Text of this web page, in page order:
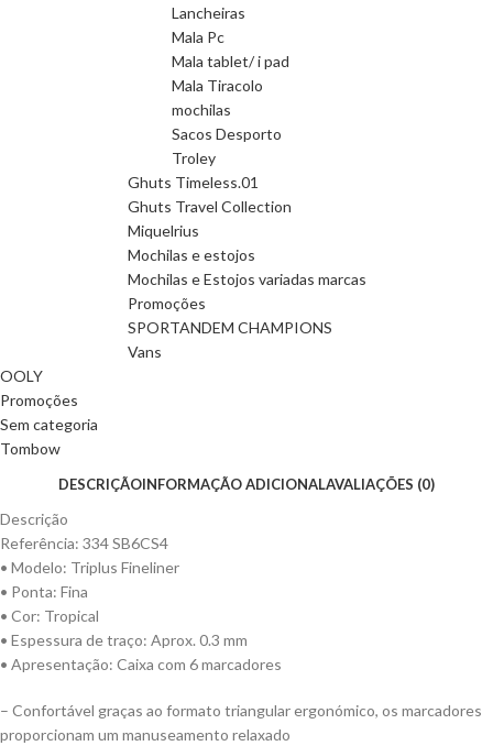
Lancheiras
Mala Pc
Mala tablet/ i pad
Mala Tiracolo
mochilas
Sacos Desporto
Troley
Ghuts Timeless.01
Ghuts Travel Collection
Miquelrius
Mochilas e estojos
Mochilas e Estojos variadas marcas
Promoções
SPORTANDEM CHAMPIONS
Vans
OOLY
Promoções
Sem categoria
Tombow
DESCRIÇÃOINFORMAÇÃO ADICIONALAVALIAÇÕES (0)
Descrição
Referência: 334 SB6CS4
• Modelo: Triplus Fineliner
• Ponta: Fina
• Cor: Tropical
• Espessura de traço: Aprox. 0.3 mm
• Apresentação: Caixa com 6 marcadores
– Confortável graças ao formato triangular ergonómico, os marcadores
proporcionam um manuseamento relaxado